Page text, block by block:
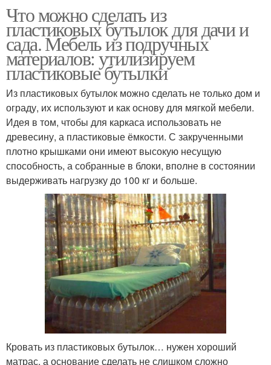
Что можно сделать из
пластиковых бутылок для дачи и
сада. Мебель из подручных
материалов: утилизируем
пластиковые бутылки
Из пластиковых бутылок можно сделать не только дом и
ограду, их используют и как основу для мягкой мебели.
Идея в том, чтобы для каркаса использовать не
древесину, а пластиковые ёмкости. С закрученными
плотно крышками они имеют высокую несущую
способность, а собранные в блоки, вполне в состоянии
выдерживать нагрузку до 100 кг и больше.
Кровать из пластиковых бутылок… нужен хороший
матрас, а основание сделать не слишком сложно